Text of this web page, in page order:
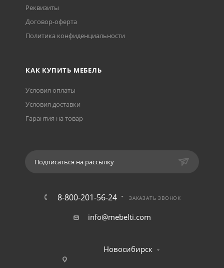
Реквизиты
Договор-оферта
Политика конфиденциальности
КАК КУПИТЬ МЕБЕЛЬ
Условия оплаты
Условия доставки
Гарантия на товар
Подписаться на рассылку
8-800-201-56-24 ЗАКАЗАТЬ ЗВОНОК
info@mebelti.com
Новосибирск